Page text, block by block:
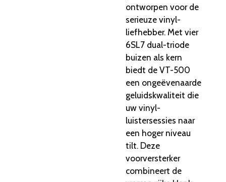
ontworpen voor de
serieuze vinyl-
liefhebber. Met vier
6SL7 dual-triode
buizen als kern
biedt de VT-500
een ongeëvenaarde
geluidskwaliteit die
uw vinyl-
luistersessies naar
een hoger niveau
tilt. Deze
voorversterker
combineert de